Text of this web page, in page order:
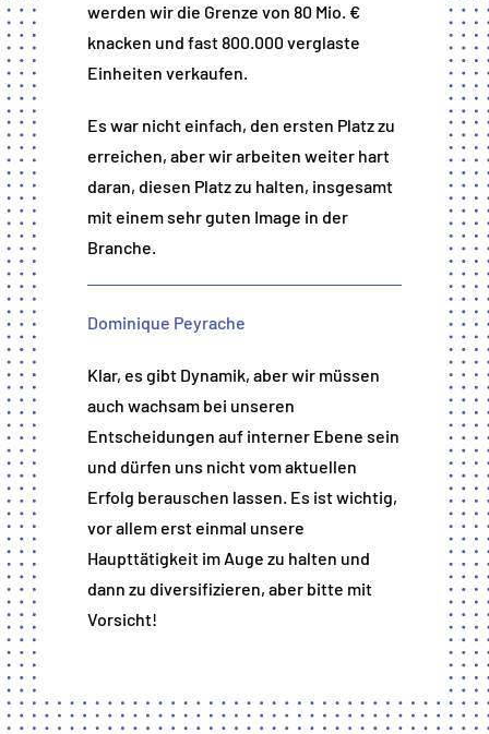
werden wir die Grenze von 80 Mio. €
knacken und fast 800.000 verglaste
Einheiten verkaufen.
Es war nicht einfach, den ersten Platz zu
erreichen, aber wir arbeiten weiter hart
daran, diesen Platz zu halten, insgesamt
mit einem sehr guten Image in der
Branche.
Dominique Peyrache
Klar, es gibt Dynamik, aber wir müssen
auch wachsam bei unseren
Entscheidungen auf interner Ebene sein
und dürfen uns nicht vom aktuellen
Erfolg berauschen lassen. Es ist wichtig,
vor allem erst einmal unsere
Haupttätigkeit im Auge zu halten und
dann zu diversifizieren, aber bitte mit
Vorsicht!